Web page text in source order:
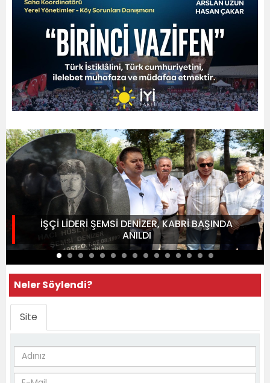
İŞÇİ LİDERİ ŞEMSİ DENİZER, KABRİ BAŞINDA
ANILDI
Neler Söylendi?
Site